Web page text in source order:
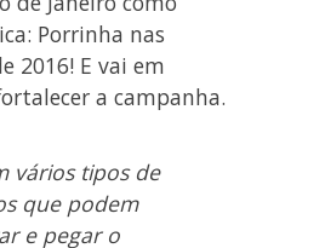
Porrinha nas
2016! E vai em
a campanha.
vários tipos de
que podem
e pegar o